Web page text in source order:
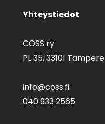
Yhteystiedot
COSS ry
PL 35,33101 Tampere
info@coss.fi
040 933 2565